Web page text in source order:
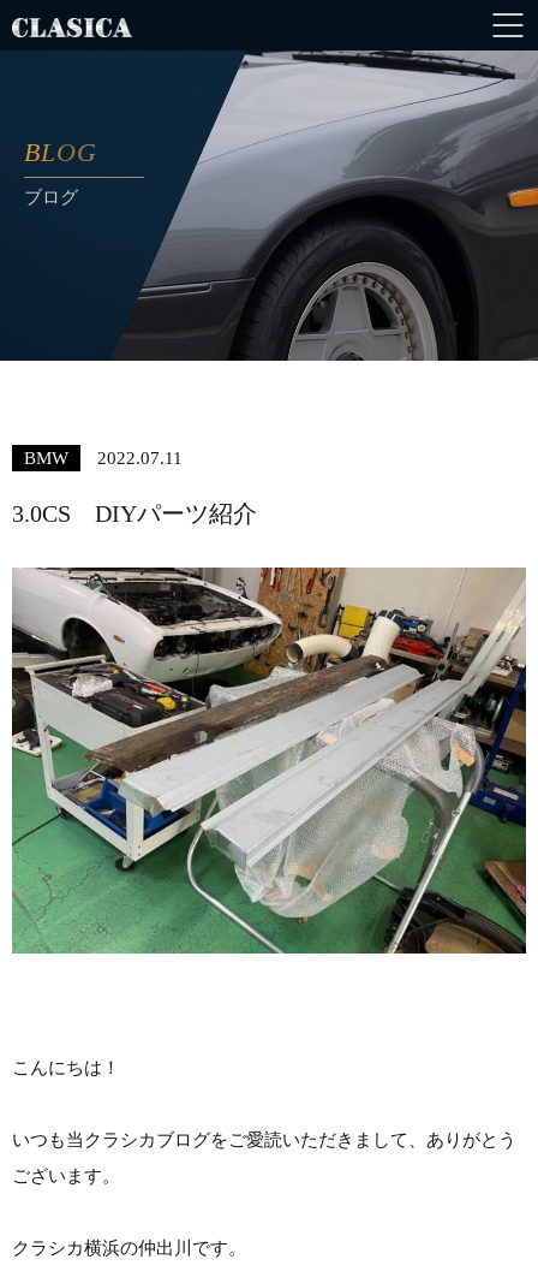
BLOG
ブログ
BMW 2022.07.11
3.0CS DIYパーツ紹介
こんにちは！
いつも当クラシカブログをご愛読いただきまして、ありがとう
ございます。
クラシカ横浜の仲出川です。